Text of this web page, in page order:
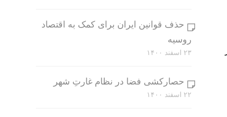
حذف قوانین ایران برای کمک به اقتصاد
روسیه
۲۳ اسفند ۱۴۰۰
حصارکشی فضا در نظام غارتِ شهر
۲۲ اسفند ۱۴۰۰